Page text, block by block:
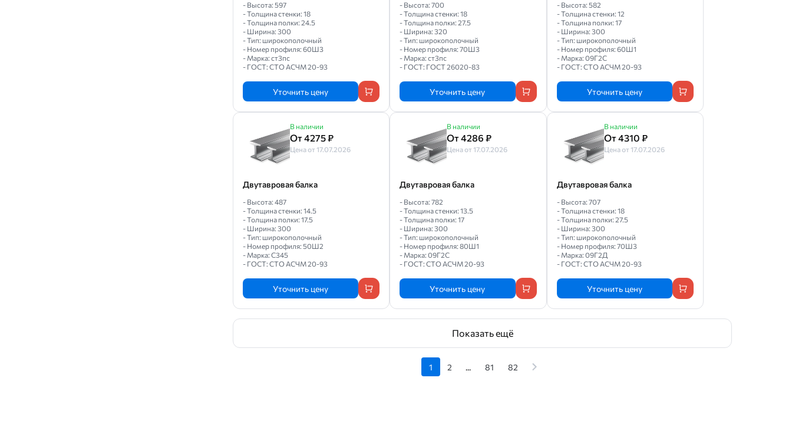
- Высота: 597
- Толщина стенки: 18
- Толщина полки: 24.5
- Ширина: 300
- Тип: широкополочный
- Номер профиля: 60Ш3
- Марка: ст3пс
- ГОСТ: СТО АСЧМ 20-93
Уточнить цену
- Высота: 700
- Толщина стенки: 18
- Толщина полки: 27.5
- Ширина: 320
- Тип: широкополочный
- Номер профиля: 70Ш3
- Марка: ст3пс
- ГОСТ: ГОСТ 26020-83
Уточнить цену
- Высота: 582
- Толщина стенки: 12
- Толщина полки: 17
- Ширина: 300
- Тип: широкополочный
- Номер профиля: 60Ш1
- Марка: 09Г2С
- ГОСТ: СТО АСЧМ 20-93
Уточнить цену
В наличии
От 4275 ₽
Цена от 17.07.2026
Двутавровая балка
- Высота: 487
- Толщина стенки: 14.5
- Толщина полки: 17.5
- Ширина: 300
- Тип: широкополочный
- Номер профиля: 50Ш2
- Марка: С345
- ГОСТ: СТО АСЧМ 20-93
Уточнить цену
В наличии
От 4286 ₽
Цена от 17.07.2026
Двутавровая балка
- Высота: 782
- Толщина стенки: 13.5
- Толщина полки: 17
- Ширина: 300
- Тип: широкополочный
- Номер профиля: 80Ш1
- Марка: 09Г2С
- ГОСТ: СТО АСЧМ 20-93
Уточнить цену
В наличии
От 4310 ₽
Цена от 17.07.2026
Двутавровая балка
- Высота: 707
- Толщина стенки: 18
- Толщина полки: 27.5
- Ширина: 300
- Тип: широкополочный
- Номер профиля: 70Ш3
- Марка: 09Г2Д
- ГОСТ: СТО АСЧМ 20-93
Уточнить цену
Показать ещё
1 2 ... 81 82